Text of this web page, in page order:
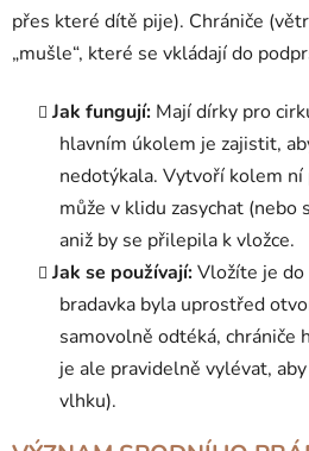
přes které dítě pije). Chrániče
„mušle“, které se vkládají do
Jak fungují: Mají dírky pro
hlavním úkolem je zajistit,
nedotýkala. Vytvoří kolem
může v klidu zasychat (nebo
aniž by se přilepila k vložce.
Jak se používají:Vložíte je do
bradavka byla uprostřed
samovolně odtéká, chrániče
je ale pravidelně vylévat,
vlhku).